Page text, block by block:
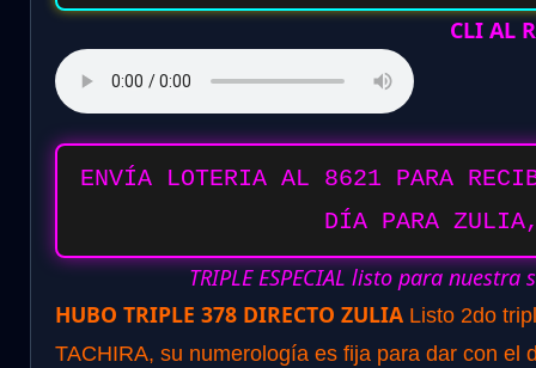
CLI AL
ENVÍA LOTERIA AL 8621 PARA
DÍA PARA
TRIPLE ESPECIAL listo para
HUBO TRIPLE 378 DIRECTO ZULIA Listo 2do
TACHIRA, su numerología es fija para dar con el